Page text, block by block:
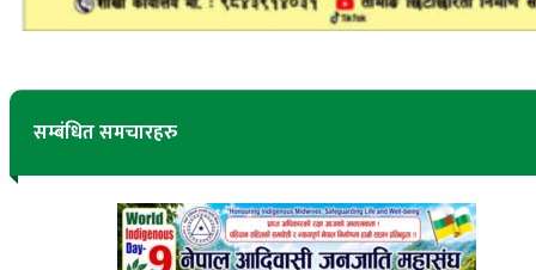
सम्बंधित समचारहरु